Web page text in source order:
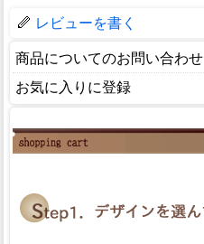
レビューを書く
商品についてのお問い合わせ
お気に入りに登録